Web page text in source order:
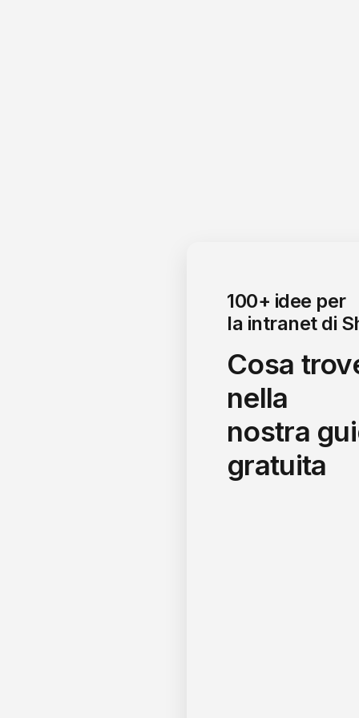
100+ idee per
la intranet di
Cosa
nella
nostra
gratuita